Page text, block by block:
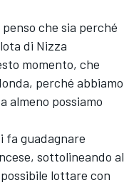
che sia perché
di Nizza
momento, che
perché abbiamo
almeno possiamo
fa guadagnare
sottolineando al
lottare con